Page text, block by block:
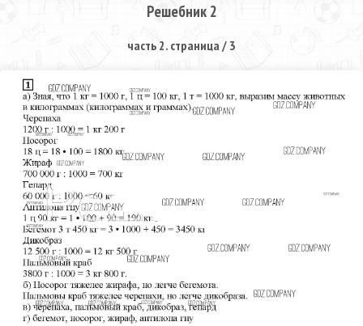
Решебник 2
часть 2. страница / 3